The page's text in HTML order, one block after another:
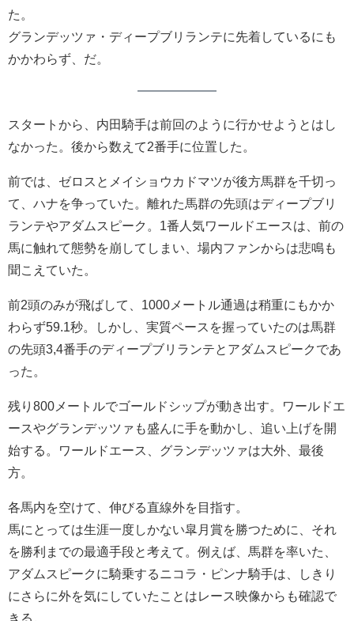
た。
グランデッツァ・ディープブリランテに先着しているにも
かかわらず、だ。
スタートから、内田騎手は前回のように行かせようとはし
なかった。後から数えて2番手に位置した。
前では、ゼロスとメイショウカドマツが後方馬群を千切っ
て、ハナを争っていた。離れた馬群の先頭はディープブリ
ランテやアダムスピーク。1番人気ワールドエースは、前の
馬に触れて態勢を崩してしまい、場内ファンからは悲鳴も
聞こえていた。
前2頭のみが飛ばして、1000メートル通過は稍重にもかか
わらず59.1秒。しかし、実質ペースを握っていたのは馬群
の先頭3,4番手のディープブリランテとアダムスピークであ
った。
残り800メートルでゴールドシップが動き出す。ワールドエ
ースやグランデッツァも盛んに手を動かし、追い上げを開
始する。ワールドエース、グランデッツァは大外、最後
方。
各馬内を空けて、伸びる直線外を目指す。
馬にとっては生涯一度しかない皐月賞を勝つために、それ
を勝利までの最適手段と考えて。例えば、馬群を率いた、
アダムスピークに騎乗するニコラ・ピンナ騎手は、しきり
にさらに外を気にしていたことはレース映像からも確認で
きる。